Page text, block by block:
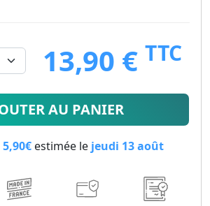
13,90 € TTC
13.9€
AU PANIER
5,90€estimée le jeudi 13 août